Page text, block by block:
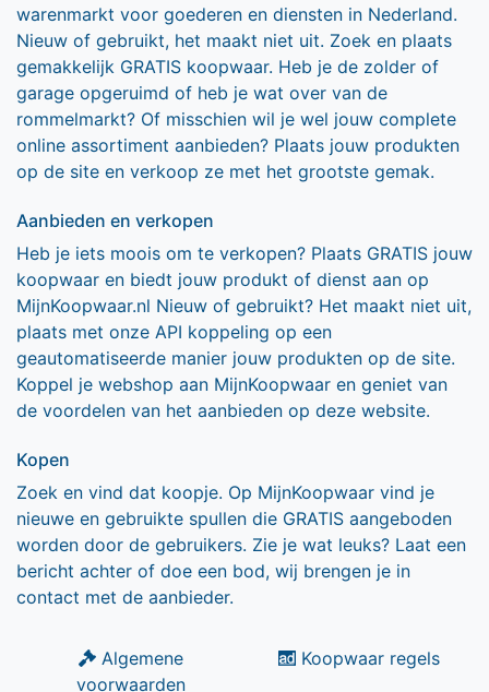
warenmarkt voor goederen en diensten in Nederland.
Nieuw of gebruikt, het maakt niet uit. Zoek en plaats
gemakkelijk GRATIS koopwaar. Heb je de zolder of
garage opgeruimd of heb je wat over van de
rommelmarkt? Of misschien wil je wel jouw complete
online assortiment aanbieden? Plaats jouw produkten
op de site en verkoop ze met het grootste gemak.
Aanbieden en verkopen
Heb je iets moois om te verkopen? Plaats GRATIS jouw
koopwaar en biedt jouw produkt of dienst aan op
MijnKoopwaar.nl Nieuw of gebruikt? Het maakt niet uit,
plaats met onze API koppeling op een
geautomatiseerde manier jouw produkten op de site.
Koppel je webshop aan MijnKoopwaar en geniet van
de voordelen van het aanbieden op deze website.
Kopen
Zoek en vind dat koopje. Op MijnKoopwaar vind je
nieuwe en gebruikte spullen die GRATIS aangeboden
worden door de gebruikers. Zie je wat leuks? Laat een
bericht achter of doe een bod, wij brengen je in
contact met de aanbieder.
Algemene
voorwaarden
Koopwaar regels